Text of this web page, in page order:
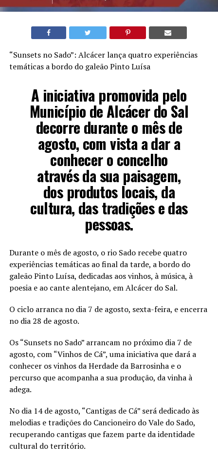
“Sunsets no Sado”: Alcácer lança quatro experiências
temáticas a bordo do galeão Pinto Luísa
A iniciativa promovida pelo
Município de Alcácer do Sal
decorre durante o mês de
agosto, com vista a dar a
conhecer o concelho
através da sua paisagem,
dos produtos locais, da
cultura, das tradições e das
pessoas.
Durante o mês de agosto, o rio Sado recebe quatro
experiências temáticas ao final da tarde, a bordo do
galeão Pinto Luísa, dedicadas aos vinhos, à música, à
poesia e ao cante alentejano, em Alcácer do Sal.
O ciclo arranca no dia 7 de agosto, sexta-feira, e encerra
no dia 28 de agosto.
Os “Sunsets no Sado” arrancam no próximo dia 7 de
agosto, com “Vinhos de Cá”, uma iniciativa que dará a
conhecer os vinhos da Herdade da Barrosinha e o
percurso que acompanha a sua produção, da vinha à
adega.
No dia 14 de agosto, “Cantigas de Cá” será dedicado às
melodias e tradições do Cancioneiro do Vale do Sado,
recuperando cantigas que fazem parte da identidade
cultural do território.